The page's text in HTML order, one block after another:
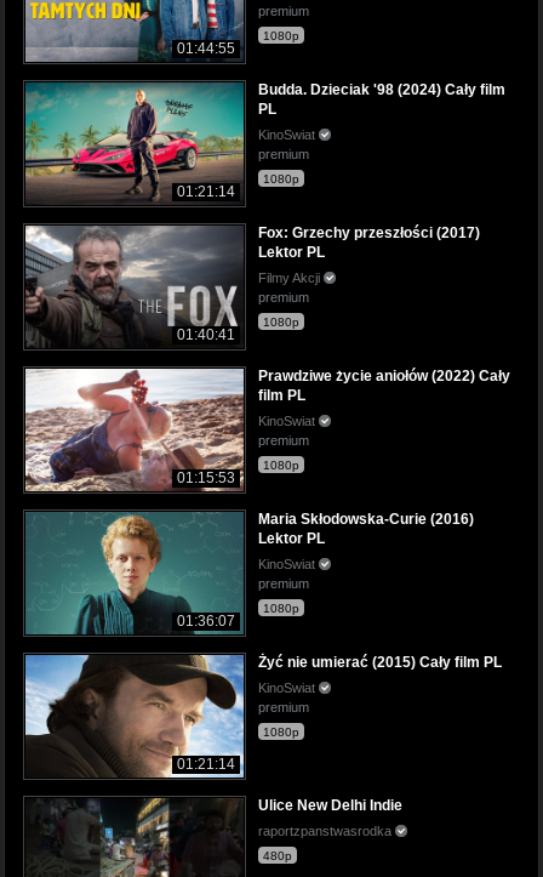
01:44:55
premium
1080p
01:21:14
Budda. Dzieciak '98 (2024) Cały film
PL
KinoSwiat
premium
1080p
01:40:41
Fox: Grzechy przeszłości (2017)
Lektor PL
Filmy Akcji
premium
1080p
01:15:53
Prawdziwe życie aniołów (2022) Cały
film PL
KinoSwiat
premium
1080p
01:36:07
Maria Skłodowska-Curie (2016)
Lektor PL
KinoSwiat
premium
1080p
01:21:14
Żyć nie umierać (2015) Cały film PL
KinoSwiat
premium
1080p
Ulice New Delhi Indie
raportzpanstwasrodka
480p